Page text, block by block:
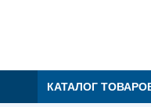
КАТАЛОГ